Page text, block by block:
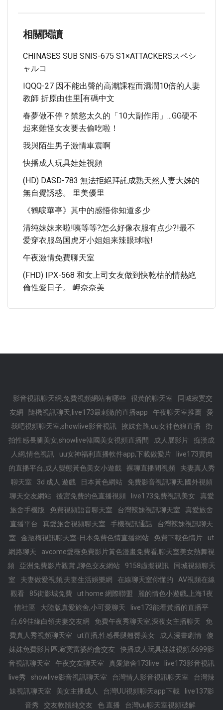
相關閱讀
CHINASES SUB SNIS-675 S1×ATTACKERSスペシ
ャルコ
IQQQ-27 因不能出聲的高潮課程而濕潤10倍的人妻
教師 折原由佳里[有碼中文
春夢做不停？禁慾太久的「10大副作用」...GG硬不
起來難怪女友要去偷吃啦！
我與陌生男子激情車震啊
快播成人玩具娃娃視頻
(HD) DASD-783 無法拒絕拜託成熟天然人妻大姊的
無自覺誘惑。 里美優里
《鶴唳華亭》其中的感悟你知道多少
清纯妹妹来啦!咦等等?怎么好像衣服有点少?!最不
爱穿衣服岛国虎牙小姐姐来辣眼球啦!
午夜激情免費聊天室
(FHD) IPX-568 和女上司女友做到快乾枯的情熱絶
倫性愛日子。 岬奈奈美
影音視訊聊天網,免費視頻網站有哪些 很黃的聊天室
同城寂寞交
友網
隨機視訊聊天,live173最刺激的直播app 午夜聊天室推薦
愛
我吧視頻聊天室,showlive影音視訊
撩妺套路,uu女神色狼直播
街
拍性感長腿美女,showlive韓國美女視頻直播間
成人展影片
痴漢成
人網,情色視訊
uu女神福利直播軟件app,下載做愛片
live173賣肉
的直播平台,成人變態黃色美女小遊戲
裸聊直播間視頻
夫妻真人秀
聊天室
3d 成人 遊戲 日本黃色網站
免費影音視訊聊天,國外視頻
聊天交友網站
後宮免費的色直播視頻 live173免費視訊美女
真愛
旅舍手機版
免費視頻語音聊天室 台灣辣妹視訊聊天室
真愛旅舍
直播平台
真愛旅舍視頻聊天室 手機視訊通話
台灣辣妹視訊聊天
室
金瓶梅視訊聊天室-日本免費色情直播網站 免費下載色情片
ut
網路聊天
avcome愛薇免費影片黃色漫畫免費看,聊天室美女熱舞視
頻
亞洲免費影片觀賞 ,聊色交友網站 9158虛擬視訊
同城視頻聊天
室
夫妻做愛視頻,夫妻生活娛樂網 在線聊天室你懂的
AV視頻在線
觀看
85街影城免費 ut home 網際聯盟
麗的情色小遊戲,上海1夜
情社區
大陸版真愛旅舍,小可愛聊天
live173能看黃播的直播平
台,69佳緣白領夫妻交友網
免費午夜秀聊天室,深夜女主播聊天
免
費真人秀視頻聊天室
ut直播,性感長腿翹臀美女 成人漫畫劇情
傻
妹妺免費影片區,寂寞富婆約會交友
快播成人玩具娃娃視頻,6699影
音視訊聊天室
午夜交友聊天室 真愛旅舍173live
live173影音視訊
live秀
showlive影音視訊聊天室 台灣情人影音視訊聊天室
台灣辣
妹視訊聊天室
美女主播成人 台灣UU視頻聊天app下載
live137影
音秀
交友軟體純交友 色 直播 台灣uu聊天室視頻破解